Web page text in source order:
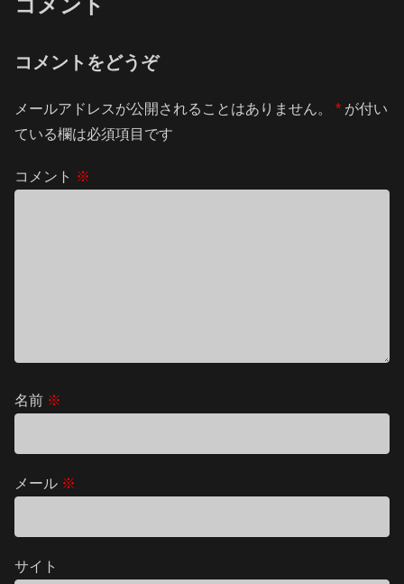
コメント
コメントをどうぞ
メールアドレスが公開されることはありません。 * が付い
ている欄は必須項目です
コメント ※
名前 ※
メール ※
サイト